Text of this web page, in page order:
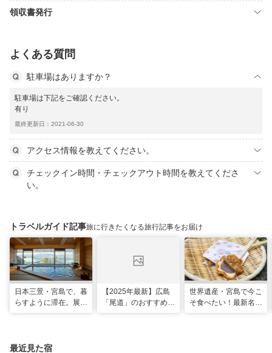
領収書発行
よくある質問
駐車場はありますか？
駐車場は下記をご確認ください。
有り
最終更新日：2021-06-30
アクセス情報を教えてください。
チェックイン時間・チェックアウト時間を教えてくださ
い。
トラベルガイド記事旅に行きたくなる旅行記事をお届け
日本三景・宮島で、暮
らすように滞在。展望
【2025年最新】広島
「尾道」のおすすめ観
世界遺産・宮島で今こ
そ食べたい！最新名物
最近見た宿